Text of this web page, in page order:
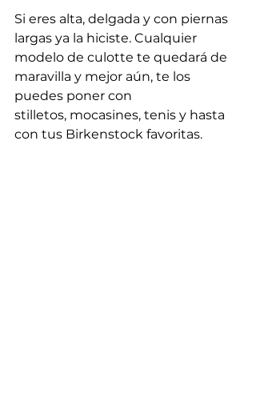
Si eres alta, delgada y con piernas
largas ya la hiciste. Cualquier
modelo de culotte te quedará de
maravilla y mejor aún, te los
puedes poner con
stilletos, mocasines, tenis y hasta
con tus Birkenstock favoritas.